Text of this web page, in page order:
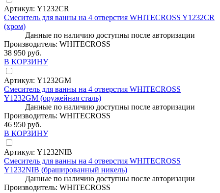
Артикул: Y1232CR
Смеситель для ванны на 4 отверстия WHITECROSS Y1232CR
(хром)
Данные по наличию доступны после авторизации
Производитель: WHITECROSS
38 950 руб.
В КОРЗИНУ
Артикул: Y1232GM
Смеситель для ванны на 4 отверстия WHITECROSS
Y1232GM (оружейная сталь)
Данные по наличию доступны после авторизации
Производитель: WHITECROSS
46 950 руб.
В КОРЗИНУ
Артикул: Y1232NIB
Смеситель для ванны на 4 отверстия WHITECROSS
Y1232NIB (брашированный никель)
Данные по наличию доступны после авторизации
Производитель: WHITECROSS